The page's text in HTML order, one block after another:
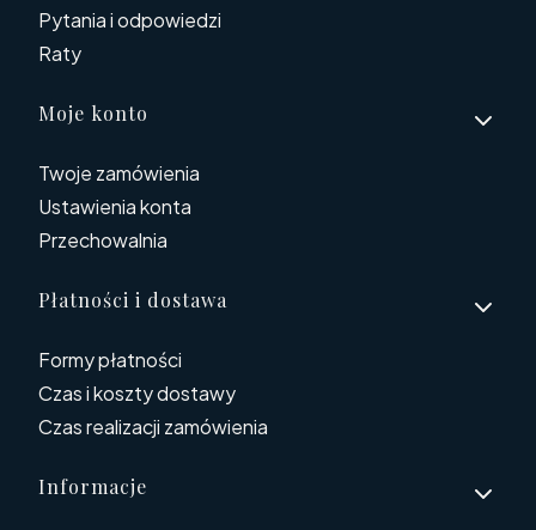
Pytania i odpowiedzi
Raty
Moje konto
Twoje zamówienia
Ustawienia konta
Przechowalnia
Płatności i dostawa
Formy płatności
Czas i koszty dostawy
Czas realizacji zamówienia
Informacje